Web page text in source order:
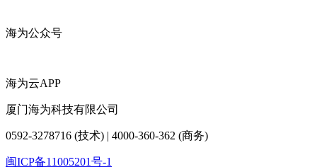
海为公众号
海为云APP
厦门海为科技有限公司
0592-3278716 (技术) | 4000-360-362 (商务)
闽ICP备11005201号-1